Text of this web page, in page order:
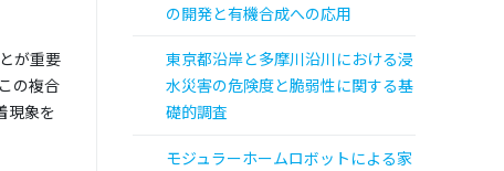
が重要
の複合
現象を
の開発と有機合成への応用
東京都沿岸と多摩川沿川における浸
水災害の危険度と脆弱性に関する基
礎的調査
モジュラーホームロボットによる家